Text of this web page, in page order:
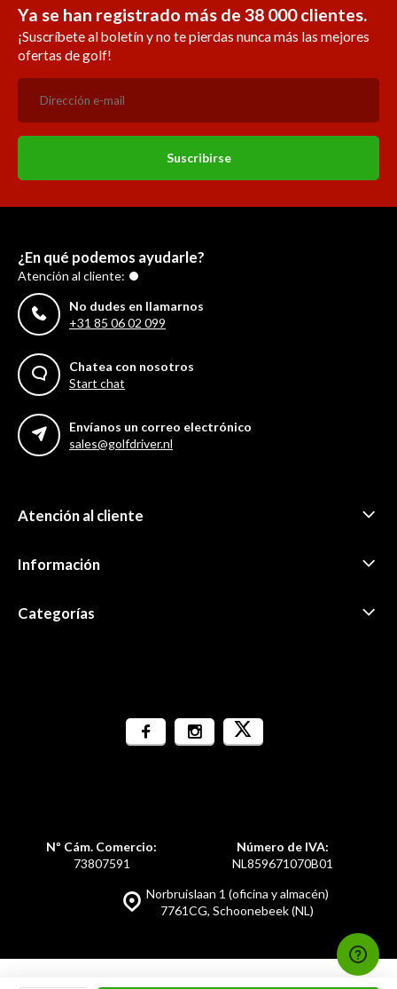
Ya se han registrado más de 38 000 clientes.
¡Suscríbete al boletín y no te pierdas nunca más las mejores
ofertas de golf!
Suscribirse
¿En qué podemos ayudarle?
Atención al cliente:
No dudes en llamarnos
+31 85 06 02 099
Chatea con nosotros
Start chat
Envíanos un correo electrónico
sales@golfdriver.nl
Atención al cliente
Información
Categorías
Norbruislaan 1 (oficina y almacén)
7761CG, Schoonebeek (NL)
Nº Cám. Comercio:
73807591
Número de IVA:
NL859671070B01